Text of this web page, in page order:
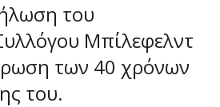
του
Μπίλεφελντ
των 40 χρόνων
του.